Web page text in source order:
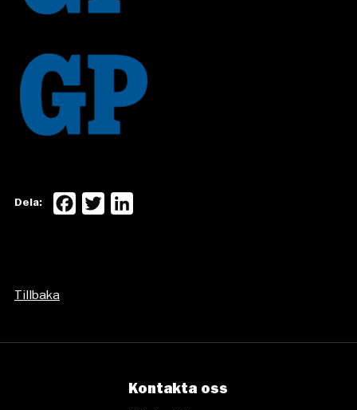
Dela: Facebook
Twitter
Tillbaka
Kontakta oss